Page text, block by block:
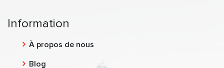
Information
À propos de nous
Blog